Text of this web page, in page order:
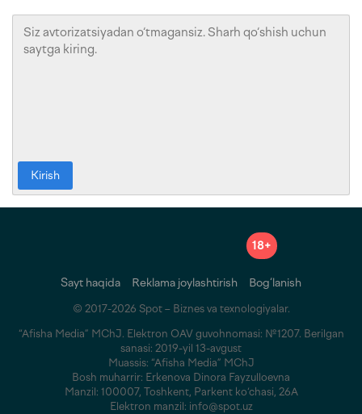
Kirish
18+
Sayt haqida Reklama joylashtirish Bog‘lanish
© 2017-2026 Spot – Biznes va texnologiyalar.
“Afisha Media” MChJ. Elektron OAV guvohnomasi: №1207. Berilgan
sanasi: 2019-yil 13-avgust
Muassis: “Afisha Media” MChJ
Bosh muharrir: Erkenova Dinora Fayzulloevna
Manzil: 100007, Toshkent, Parkent ko‘chasi, 26A
Elektron manzil: info@spot.uz